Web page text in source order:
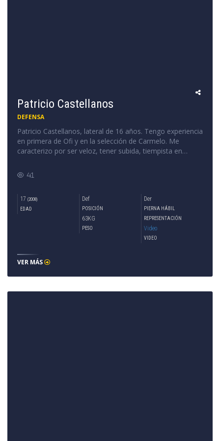
Patricio Castellanos
DEFENSA
Patricio Castellanos, lateral de 16 años. Tengo experiencia
en primera de Ofi y en la selección de Carmelo. Me
caracterizo por ser veloz, tener subida, tiempista en
41
17 (2008)
EDAD
Def
POSICIÓN
Der
PIERNA HÁBIL
63KG
PESO
REPRESENTACIÓN
Video
VIDEO
VER MÁS